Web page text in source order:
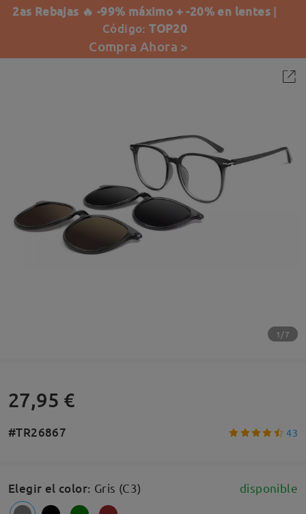
2as Rebajas 🔥 -99% máximo + -20% en lentes |
Código:TOP20
Compra Ahora >
1/7
27,95 €
#TR26867 43
Elegir el color: Gris (C3) disponible